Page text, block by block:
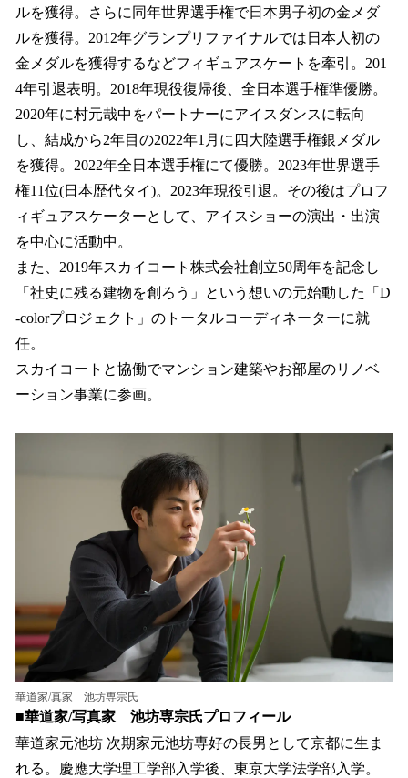
ルを獲得。さらに同年世界選手権で日本男子初の金メダ
ルを獲得。2012年グランプリファイナルでは日本人初の
金メダルを獲得するなどフィギュアスケートを牽引。201
4年引退表明。2018年現役復帰後、全日本選手権準優勝。
2020年に村元哉中をパートナーにアイスダンスに転向
し、結成から2年目の2022年1月に四大陸選手権銀メダル
を獲得。2022年全日本選手権にて優勝。2023年世界選手
権11位(日本歴代タイ)。2023年現役引退。その後はプロフ
ィギュアスケーターとして、アイスショーの演出・出演
を中心に活動中。
また、2019年スカイコート株式会社創立50周年を記念し
「社史に残る建物を創ろう」という想いの元始動した「D
-colorプロジェクト」のトータルコーディネーターに就
任。
スカイコートと協働でマンション建築やお部屋のリノベ
ーション事業に参画。
華道家/真家 池坊専宗氏
■華道家/写真家 池坊専宗氏プロフィール
華道家元池坊 次期家元池坊専好の長男として京都に生ま
れる。慶應大学理工学部入学後、東京大学法学部入学。